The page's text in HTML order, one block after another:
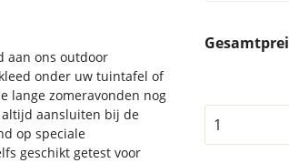
aan ons outdoor
onder uw tuintafel of
lange zomeravonden nog
altijd aansluiten bij de
op speciale
geschikt getest voor